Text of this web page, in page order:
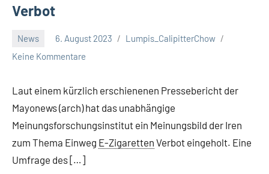
Verbot
News 6. August 2023
Lumpis_CalipitterChow
Keine Kommentare
Laut einem kürzlich erschienenen Pressebericht der
Mayonews (arch) hat das unabhängige
Meinungsforschungsinstitut ein Meinungsbild der Iren
zum Thema Einweg E-Zigaretten Verbot eingeholt. Eine
Umfrage des […]